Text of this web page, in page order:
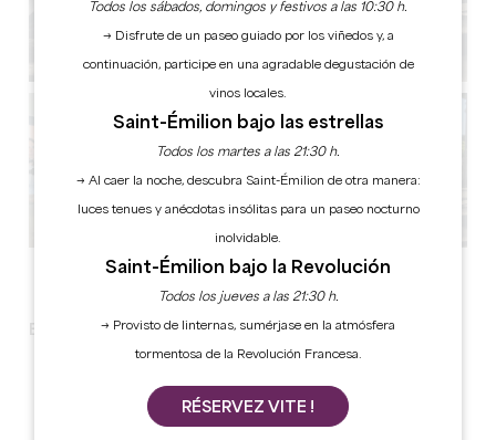
Ver todas las fotos
Este programa esta solo disponible en frances.
Todos los sábados, domingos y festivos a las 10:30 h.
→ Disfrute de un paseo guiado por los viñedos y, a
continuación, participe en una agradable degustación de
vinos locales.
Saint-Émilion bajo las estrellas
Todos los martes a las 21:30 h.
→ Al caer la noche, descubra Saint-Émilion de otra manera:
luces tenues y anécdotas insólitas para un paseo nocturno
inolvidable.
Saint-Émilion bajo la Revolución
Todos los jueves a las 21:30 h.
→ Provisto de linternas, sumérjase en la atmósfera
tormentosa de la Revolución Francesa.
RÉSERVEZ VITE !